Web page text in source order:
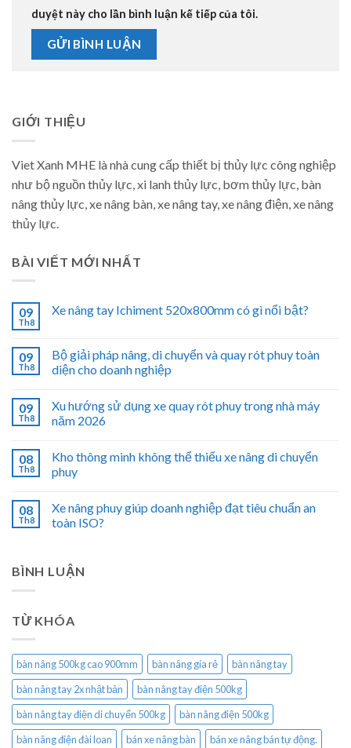
duyệt này cho lần bình luận kế tiếp của tôi.
GIỚI THIỆU
Viet Xanh MHE là nhà cung cấp thiết bị thủy lực công nghiệp
như bộ nguồn thủy lực, xi lanh thủy lực, bơm thủy lực, bàn
nâng thủy lực, xe nâng bàn, xe nâng tay, xe nâng điện, xe nâng
thủy lực.
BÀI VIẾT MỚI NHẤT
09
Th8
Xe nâng tay Ichiment 520x800mm có gì nổi bật?
09
Th8
Bộ giải pháp nâng, di chuyển và quay rót phuy toàn
diện cho doanh nghiệp
09
Th8
Xu hướng sử dụng xe quay rót phuy trong nhà máy
năm 2026
08
Th8
Kho thông minh không thể thiếu xe nâng di chuyển
phuy
08
Th8
Xe nâng phuy giúp doanh nghiệp đạt tiêu chuẩn an
toàn ISO?
BÌNH LUẬN
TỪ KHÓA
bàn nâng 500kg cao 900mm bàn nâng gía rẻ
bàn nâng tay
bàn nâng tay 2x nhật bản
bàn nâng tay điện 500kg
bàn nâng tay điện di chuyển 500kg
bàn nâng điện 500kg
bàn nâng điện đài loan
bán xe nâng bàn
bán xe nâng bán tự động.